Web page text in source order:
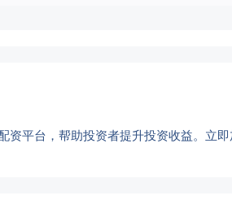
平台，帮助投资者提升投资收益。立即